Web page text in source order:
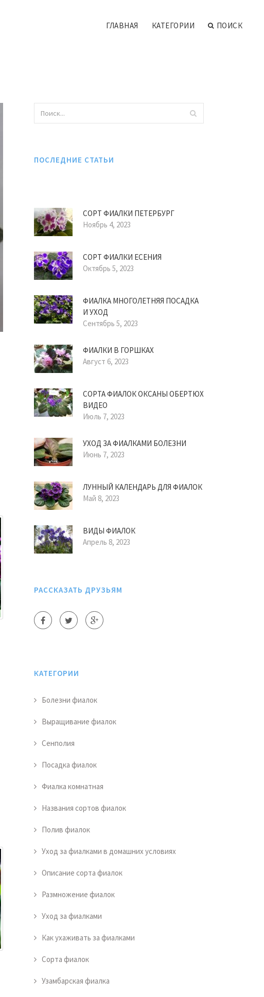
ГЛАВНАЯ КАТЕГОРИИ ПОИСК
ПОСЛЕДНИЕ СТАТЬИ
СОРТ ФИАЛКИ ПЕТЕРБУРГ
Ноябрь 4, 2023
СОРТ ФИАЛКИ ЕСЕНИЯ
Октябрь 5, 2023
ФИАЛКА МНОГОЛЕТНЯЯ ПОСАДКА
И УХОД
Сентябрь 5, 2023
ФИАЛКИ В ГОРШКАХ
Август 6, 2023
СОРТА ФИАЛОК ОКСАНЫ ОБЕРТЮХ
ВИДЕО
Июль 7, 2023
УХОД ЗА ФИАЛКАМИ БОЛЕЗНИ
Июнь 7, 2023
ЛУННЫЙ КАЛЕНДАРЬ ДЛЯ ФИАЛОК
Май 8, 2023
ВИДЫ ФИАЛОК
Апрель 8, 2023
РАССКАЗАТЬ ДРУЗЬЯМ
КАТЕГОРИИ
Болезни фиалок
Выращивание фиалок
Сенполия
Посадка фиалок
Фиалка комнатная
Названия сортов фиалок
Полив фиалок
Уход за фиалками в домашних условиях
Описание сорта фиалок
Размножение фиалок
Уход за фиалками
Как ухаживать за фиалками
Сорта фиалок
Узамбарская фиалка